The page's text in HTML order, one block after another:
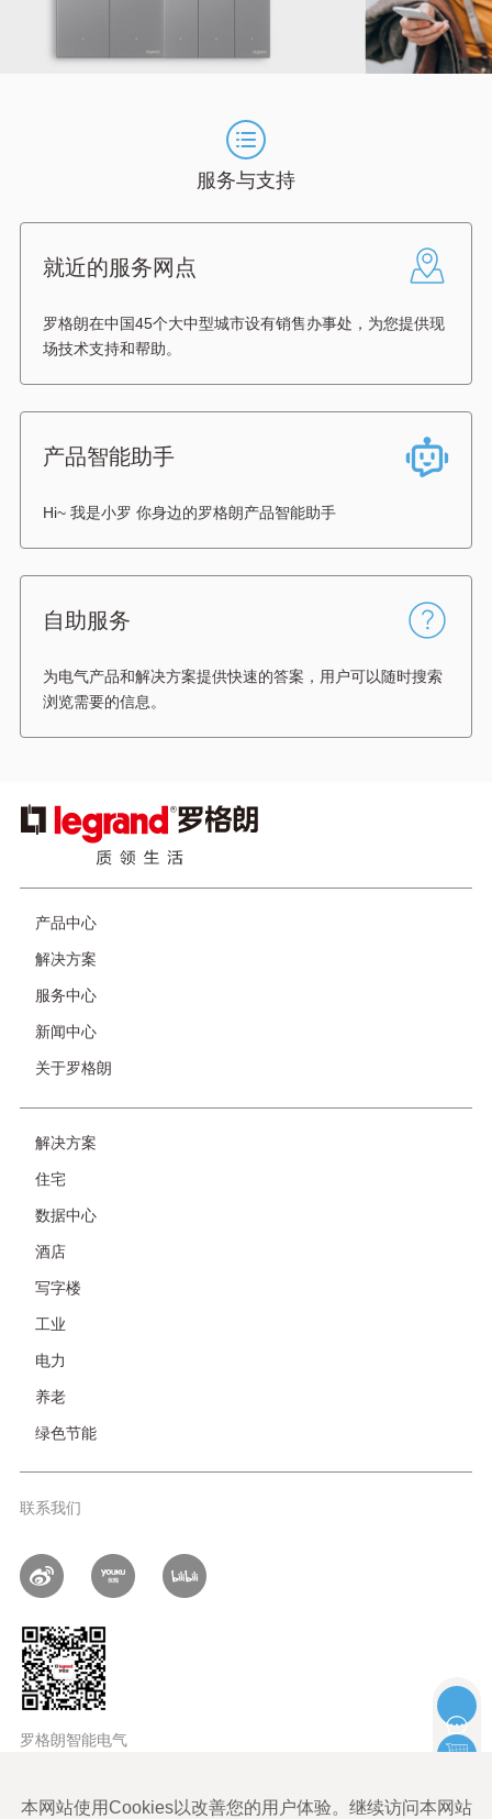
服务与支持
就近的服务网点
罗格朗在中国45个大中型城市设有销售办事处，为您提供现
场技术支持和帮助。
产品智能助手
Hi~ 我是小罗 你身边的罗格朗产品智能助手
自助服务
为电气产品和解决方案提供快速的答案，用户可以随时搜索
浏览需要的信息。
像
产品中心
解决方案
服务中心
新闻中心
关于罗格朗
友
链
非
页
解决方案
住宅
数据中心
酒店
写字楼
工业
电力
养老
绿色节能
联系我们
罗格朗智能电气